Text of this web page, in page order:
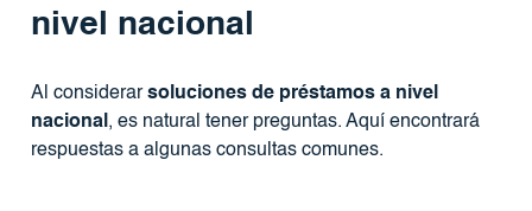
nivel nacional
Al considerarsoluciones de préstamos a nivel
nacional , es natural tener preguntas. Aquí encontrará
respuestas a algunas consultas comunes.